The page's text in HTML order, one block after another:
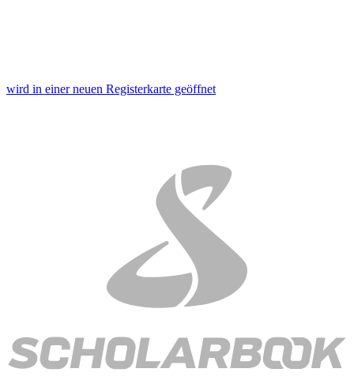
wird in einer neuen Registerkarte geöffnet